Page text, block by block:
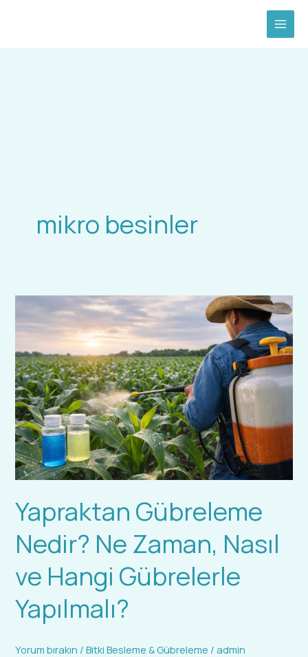
mikro besinler
Yapraktan Gübreleme
Nedir? Ne Zaman, Nasıl
ve Hangi Gübrelerle
Yapılmalı?
Yorum bırakın /Bitki Besleme & Gübreleme / admin
Yapraktan
Gübreleme
Nedir?
Ne
Zaman,
Nasıl
ve
Hangi
Gübrelerle
Yapılmalı?